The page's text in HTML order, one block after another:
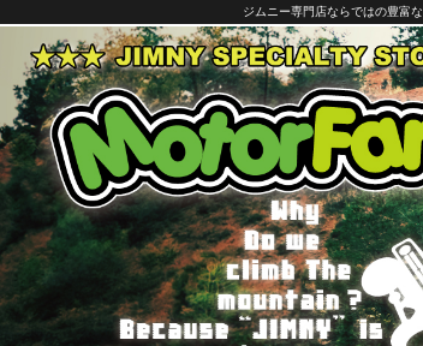
ジムニー専門店ならではの豊富な